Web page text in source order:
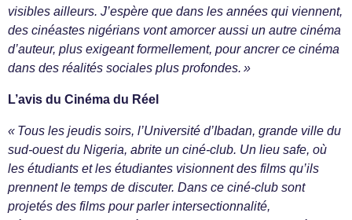
visibles ailleurs. J’espère que dans les années qui viennent,
des cinéastes nigérians vont amorcer aussi un autre cinéma
d’auteur, plus exigeant formellement, pour ancrer ce cinéma
dans des réalités sociales plus profondes. »
L’avis du Cinéma du Réel
« Tous les jeudis soirs, l’Université d’Ibadan, grande ville du
sud-ouest du Nigeria, abrite un ciné-club. Un lieu safe, où
les étudiants et les étudiantes visionnent des films qu’ils
prennent le temps de discuter. Dans ce ciné-club sont
projetés des films pour parler intersectionnalité,